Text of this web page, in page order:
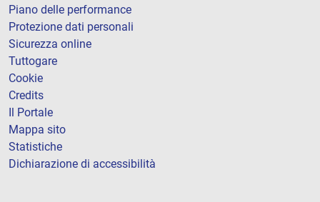
Piano delle performance
Protezione dati personali
Sicurezza online
Tuttogare
Cookie
Credits
Il Portale
Mappa sito
Statistiche
Dichiarazione di accessibilità